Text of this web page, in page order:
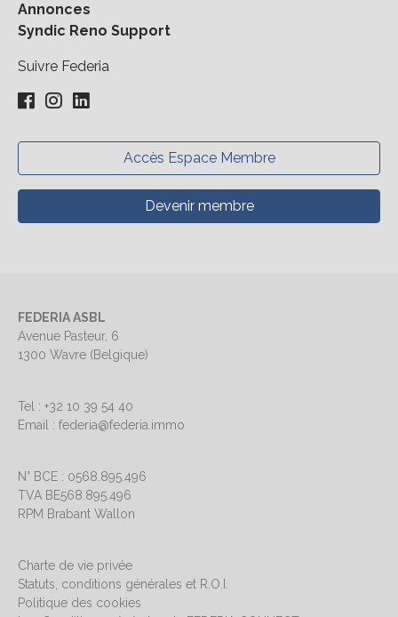
Annonces
Syndic Reno Support
Suivre Federia
Accès Espace Membre
Devenir membre
FEDERIA ASBL
Avenue Pasteur, 6
1300 Wavre (Belgique)
Tel : +32 10 39 54 40
Email : federia@federia.immo
N° BCE : 0568.895.496
TVA BE568.895.496
RPM Brabant Wallon
Charte de vie privée
Statuts, conditions générales et R.O.I.
Politique des cookies